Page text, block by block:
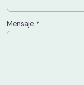
Mensaje *